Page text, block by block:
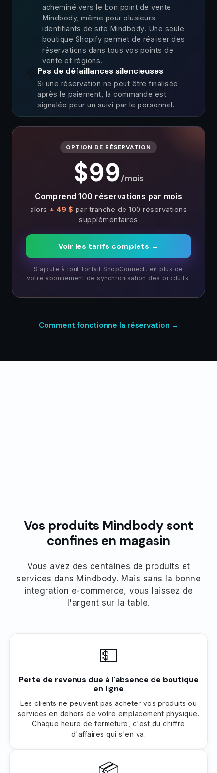
acheminé vers le bon point de vente
Mindbody, même pour plusieurs
identifiants de site Mindbody. Une seule
boutique Shopify permet de réaliser des
réservations dans tous vos points de
vente et régions.
Pas de défaillances silencieuses
Si une réservation ne peut être finalisée
après le paiement, la commande est
signalée pour un suivi par le personnel.
OPTION DE RÉSERVATION
$99/mois
Comprend 100 réservations par mois
alors + 49 $ par tranche de 100 réservations
supplémentaires
Voir les tarifs complets →
S'ajoute à tout forfait ShopConnect, en plus de
votre abonnement de synchronisation des produits.
Comment fonctionne la réservation →
Vos produits Mindbody sont
confines en magasin
Vous avez des centaines de produits et
services dans Mindbody. Mais sans la bonne
integration e-commerce, vous laissez de
l'argent sur la table.
💵
Perte de revenus due à l'absence de boutique
en ligne
Les clients ne peuvent pas acheter vos produits ou
services en dehors de votre emplacement physique.
Chaque heure de fermeture, c'est du chiffre
d'affaires qui s'en va.